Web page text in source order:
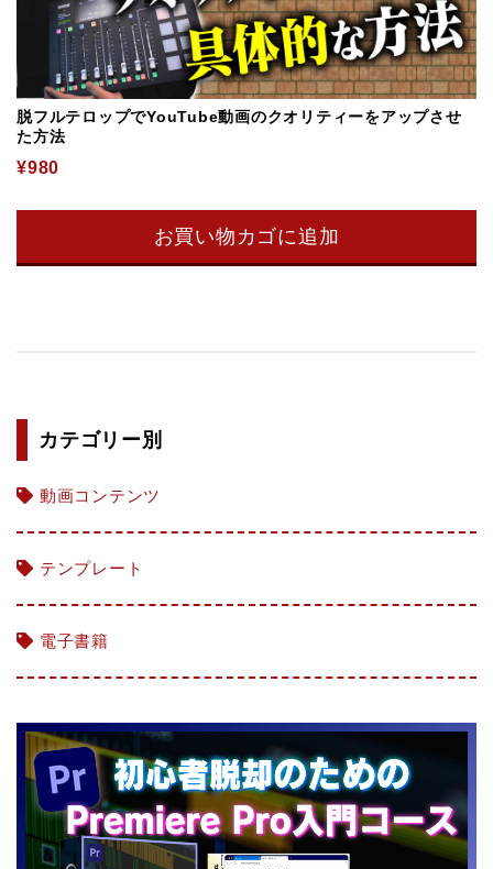
脱フルテロップでYouTube動画のクオリティーをアップさせ
た方法
¥980
お買い物カゴに追加
カテゴリー別
動画コンテンツ
テンプレート
電子書籍